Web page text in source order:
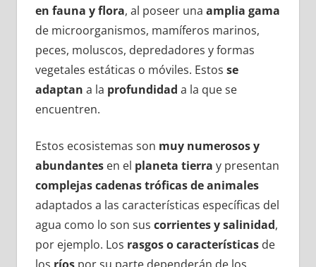
en fauna y flora, al poseer una amplia gama
de microorganismos, mamíferos marinos,
peces, moluscos, depredadores y formas
vegetales estáticas o móviles. Estos se
adaptan a la profundidad a la que se
encuentren.
Estos ecosistemas son muy numerosos y
abundantesen el planeta tierra y presentan
complejas cadenas tróficas de animales
adaptados a las características específicas del
agua como lo son sus corrientes y salinidad,
por ejemplo. Los rasgos o característicasde